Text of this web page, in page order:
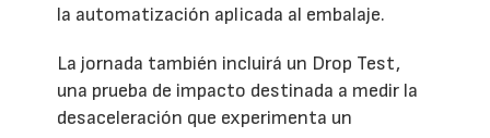
la automatización aplicada al embalaje.
La jornada también incluirá un Drop Test,
una prueba de impacto destinada a medir la
desaceleración que experimenta un